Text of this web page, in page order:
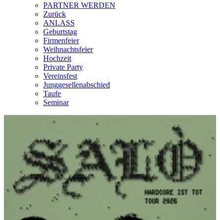
PARTNER WERDEN
Zurück
ANLASS
Geburtstag
Firmenfeier
Weihnachtsfeier
Hochzeit
Private Party
Vereinsfest
Junggesellenabschied
Taufe
Seminar